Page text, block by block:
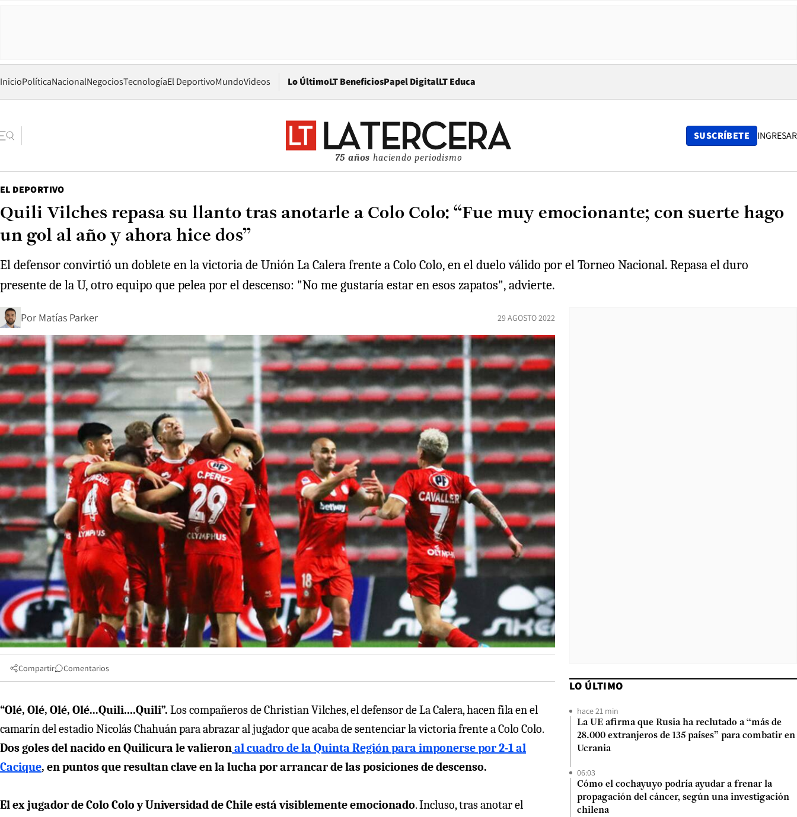
InicioPolíticaNacionalNegociosTecnologíaEl DeportivoMundoVideos Lo ÚltimoLT BeneficiosPapel DigitalOpens in new window
LT Educa
75 años haciendo periodismo
SUSCRÍBETE INGRESAR
EL DEPORTIVO
Quili Vilches repasa su llanto tras anotarle a Colo Colo: “Fue muy emocionante; con suerte hago
un gol al año y ahora hice dos”
El defensor convirtió un doblete en la victoria de Unión La Calera frente a Colo Colo, en el duelo válido por el Torneo Nacional. Repasa el duro
presente de la U, otro equipo que pelea por el descenso: "No me gustaría estar en esos zapatos", advierte.
Por Matías Parker 29 AGOSTO 2022
Compartir Comentarios
“Olé, Olé, Olé, Olé...Quili....Quili”. Los compañeros de Christian Vilches, el defensor de La Calera, hacen fila en el
camarín del estadio Nicolás Chahuán para abrazar al jugador que acaba de sentenciar la victoria frente a Colo Colo.
Dos goles del nacido en Quilicura le valieronal cuadro de la Quinta Región para imponerse por 2-1 al
Cacique, en puntos que resultan clave en la lucha por arrancar de las posiciones de descenso.
El ex jugador de Colo Colo y Universidad de Chile está visiblemente emocionado. Incluso, tras anotar el
LO ÚLTIMO
hace 21 min
La UE afirma que Rusia ha reclutado a “más de
28.000 extranjeros de 135 países” para combatir en
Ucrania
06:03
Cómo el cochayuyo podría ayudar a frenar la
propagación del cáncer, según una investigación
chilena